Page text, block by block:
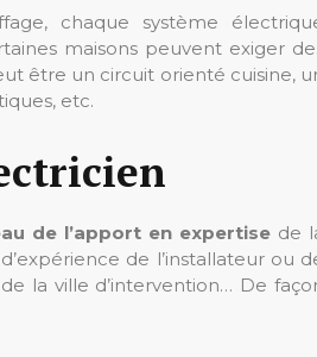
chaque système
maisons peuvent exiger
être un circuit orienté cuisine,
etc.
de l’apport en expertise de
de l’installateur ou
la ville d’intervention… De